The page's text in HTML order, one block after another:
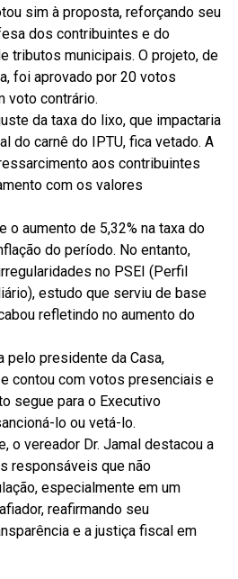
sim à proposta, reforçando seu
dos contribuintes e do
tributos municipais. O projeto, de
foi aprovado por 20 votos
voto contrário.
da taxa do lixo, que impactaria
do carnê do IPTU, fica vetado. A
aos contribuintes
com os valores
o aumento de 5,32% na taxa do
do período. No entanto,
no PSEI (Perfil
estudo que serviu de base
refletindo no aumento do
pelo presidente da Casa,
contou com votos presenciais e
segue para o Executivo
lo ou vetá-lo.
o vereador Dr. Jamal destacou a
responsáveis que não
especialmente em um
reafirmando seu
e a justiça fiscal em